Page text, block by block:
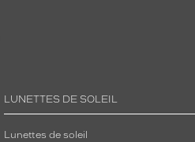
LUNETTES DE SOLEIL
Lunettes de soleil